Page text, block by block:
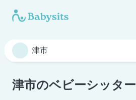
津市のベビーシッター